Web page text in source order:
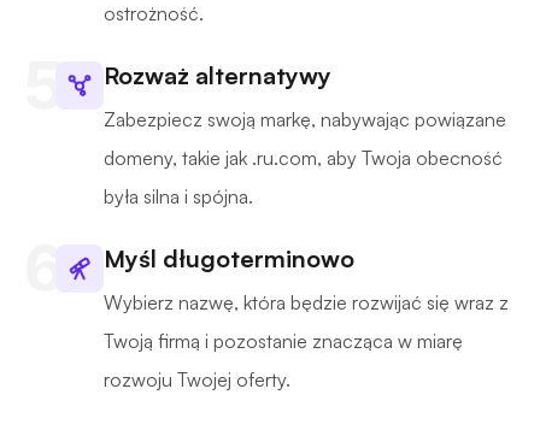
ostrożność.
Rozważ alternatywy
Zabezpiecz swoją markę, nabywając powiązane
domeny, takie jak .ru.com, aby Twoja obecność
była silna i spójna.
Myśl długoterminowo
Wybierz nazwę, która będzie rozwijać się wraz z
Twoją firmą i pozostanie znacząca w miarę
rozwoju Twojej oferty.